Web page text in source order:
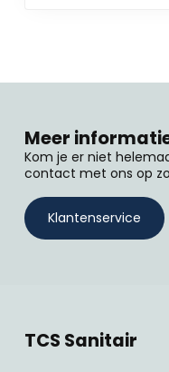
Meer
Kom je er niet
contact met ons op
Klantenservice
TCS Sanitair